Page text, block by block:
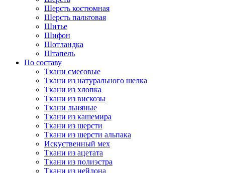
Шерсть костюмная
Шерсть пальтовая
Шитье
Шифон
Шотландка
Штапель
По составу
Ткани смесовые
Ткани из натурального шелка
Ткани из хлопка
Ткани из вискозы
Ткани льняные
Ткани из кашемира
Ткани из шерсти
Ткани из шерсти альпака
Искуственный мех
Ткани из ацетата
Ткани из полиэстра
Ткани из нейлона